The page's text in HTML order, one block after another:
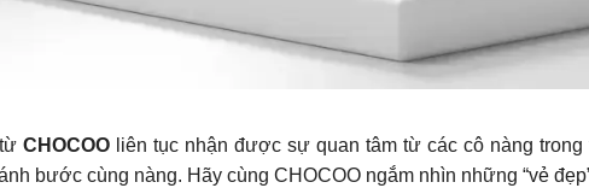
CHOCOO liên tục nhận được sự quan tâm từ các cô nàng
bước cùng nàng. Hãy cùng CHOCOO ngắm nhìn những “vẻ